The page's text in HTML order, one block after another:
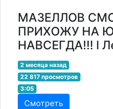
МАЗЕЛЛОВ
ПРИХОЖУ НА
НАВСЕГДА!!! l
2 месяца назад
22 817 просмотров
3:05
Смотреть